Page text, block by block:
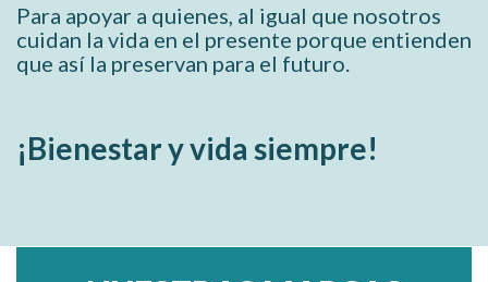
Para apoyar a quienes, al igual que nosotros
cuidan la vida en el presente porque entienden
que así la preservan para el futuro.
¡Bienestar y vida siempre!